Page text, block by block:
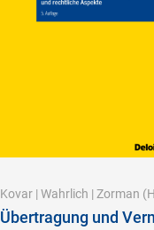
Kovar | Wahrlich | Zorman
Übertragung und